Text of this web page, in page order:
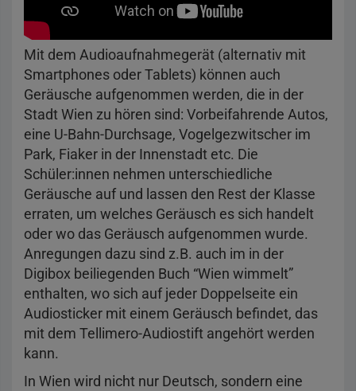
Mit dem Audioaufnahmegerät (alternativ mit
Smartphones oder Tablets) können auch
Geräusche aufgenommen werden, die in der
Stadt Wien zu hören sind: Vorbeifahrende Autos,
eine U-Bahn-Durchsage, Vogelgezwitscher im
Park, Fiaker in der Innenstadt etc. Die
Schüler:innen nehmen unterschiedliche
Geräusche auf und lassen den Rest der Klasse
erraten, um welches Geräusch es sich handelt
oder wo das Geräusch aufgenommen wurde.
Anregungen dazu sind z.B. auch im in der
Digibox beiliegenden Buch “Wien wimmelt”
enthalten, wo sich auf jeder Doppelseite ein
Audiosticker mit einem Geräusch befindet, das
mit dem Tellimero-Audiostift angehört werden
kann.
In Wien wird nicht nur Deutsch, sondern eine